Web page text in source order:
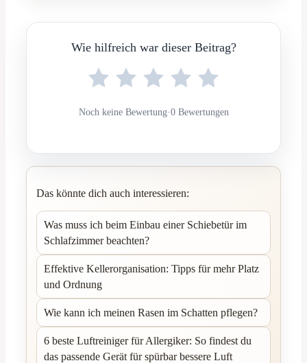
Wie hilfreich war dieser Beitrag?
Noch keine Bewertung·0 Bewertungen
Das könnte dich auch interessieren:
Was muss ich beim Einbau einer Schiebetür im
Schlafzimmer beachten?
Effektive Kellerorganisation: Tipps für mehr Platz
und Ordnung
Wie kann ich meinen Rasen im Schatten pflegen?
6 beste Luftreiniger für Allergiker: So findest du
das passende Gerät für spürbar bessere Luft